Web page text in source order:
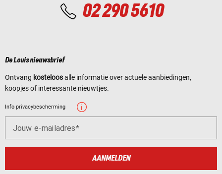
02 290 5610
De Louis nieuwsbrief
Ontvang kosteloosalle informatie over actuele aanbiedingen,
koopjes of interessante nieuwtjes.
Info privacybescherming
Jouw e-mailadres
AANMELDEN